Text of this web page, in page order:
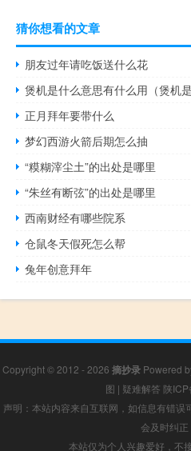
猜你想看的文章
朋友过年请吃饭送什么花
煲机是什么意思有什么用（煲机是
正月拜年要带什么
梦幻西游火箭后期怎么抽
“糢糊滓尘土”的出处是哪里
“朱丝有断弦”的出处是哪里
西南财经有哪些院系
仓鼠冬天假死怎么帮
兔年创意拜年
Copyright © 2012 - 2026 摘抄录 Powered
图 | 疑难解答 陕
声明：本站内容来自互联网，如信息有错
会及时纠
本站仅为个人兴趣爱好，不